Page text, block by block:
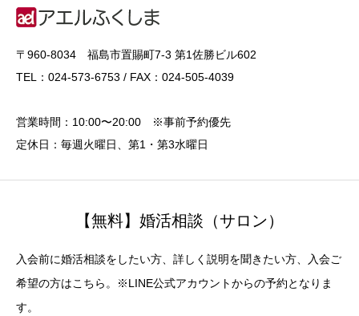
〒960-8034 福島市置賜町7-3 第1佐勝ビル602
TEL：024-573-6753 / FAX：024-505-4039
営業時間：10:00〜20:00 ※事前予約優先
定休日：毎週火曜日、第1・第3水曜日
【無料】婚活相談（サロン）
入会前に婚活相談をしたい方、詳しく説明を聞きたい方、入会ご
希望の方はこちら。※LINE公式アカウントからの予約となりま
す。